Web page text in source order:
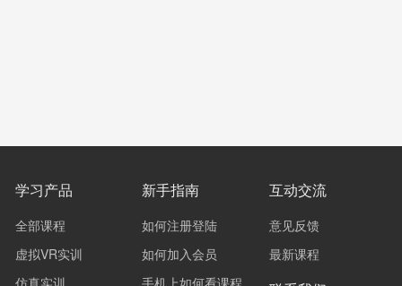
学习产品
全部课程
虚拟VR实训
仿真实训
新手指南
如何注册登陆
如何加入会员
手机上如何看课程
互动交流
意见反馈
最新课程